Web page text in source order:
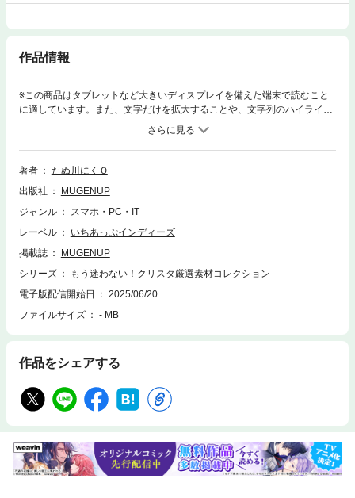
作品情報
※この商品はタブレットなど大きいディスプレイを備えた端末で読むこと
に適しています。また、文字だけを拡大することや、文字列のハイライ
ト、検索、辞書の参照、引用などの機能が使用できません。「素材をダウ
ンロードしたけど使い方が分からない…」「保存したまま使えていな
い…」そんな悩みに応える、クリスタ（CLIP STUDIO PAINT）素材の使い
方ガイドです！本書では、ペン・ブラシから漫画素材まで、特におすすめ
定すればうまく使えるのか？」など、それぞれの素材を“活かす”ためのポ
イントを丁寧に解説しています。素材を上手に使って、もっと自由に、も
出すヒントが詰まった一冊です。クリスタ素材の使い方/CLIP STUDIO PAI
NT素材の使い方/イラスト素材の使い方/イラストの描き方/ペン素材/ブラシ
素材/塗り素材/イラスト加工素材/漫画素材/オートアクション
著者
たぬ川にくＱ
出版社
MUGENUP
ジャンル
スマホ・PC・IT
レーベル
いちあっぷインディーズ
掲載誌
MUGENUP
シリーズ
もう迷わない！クリスタ厳選素材コレクション
電子版配信開始日
2025/06/20
ファイルサイズ
- MB
作品をシェアする